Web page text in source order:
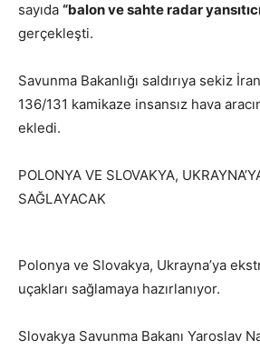
sayıda “balon ve sahte radar
gerçekleşti.
Savunma Bakanlığı saldırıya sekiz
136/131 kamikaze insansız hava
ekledi.
POLONYA VE SLOVAKYA,
SAĞLAYACAK
Polonya ve Slovakya, Ukrayna’ya
uçakları sağlamaya hazırlanıyor.
Slovakya Savunma Bakanı Yaroslav